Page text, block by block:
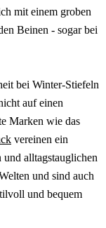
mit einem groben
Beinen - sogar bei
bei Winter-Stiefeln
auf einen
Marken wie das
vereinen ein
alltagstauglichen
und sind auch
und bequem